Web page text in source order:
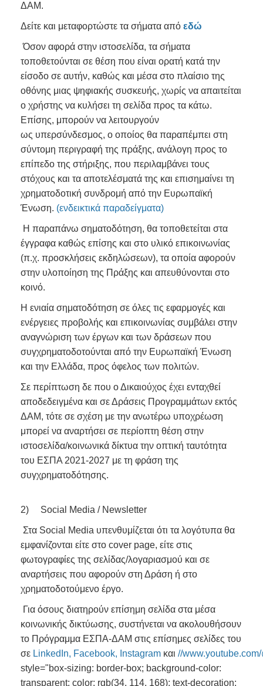
ΔΑΜ.
Δείτε και μεταφορτώστε τα σήματα από εδώ
Όσον αφορά στην ιστοσελίδα, τα σήματα
τοποθετούνται σε θέση που είναι ορατή κατά την
είσοδο σε αυτήν, καθώς και μέσα στο πλαίσιο της
οθόνης μιας ψηφιακής συσκευής, χωρίς να απαιτείται
ο χρήστης να κυλήσει τη σελίδα προς τα κάτω.
Επίσης, μπορούν να λειτουργούν
ως υπερσύνδεσμος, ο οποίος θα παραπέμπει στη
σύντομη περιγραφή της πράξης, ανάλογη προς το
επίπεδο της στήριξης, που περιλαμβάνει τους
στόχους και τα αποτελέσματά της και επισημαίνει τη
χρηματοδοτική συνδρομή από την Ευρωπαϊκή
Ένωση. (ενδεικτικά παραδείγματα)
Η παραπάνω σηματοδότηση, θα τοποθετείται στα
έγγραφα καθώς επίσης και στο υλικό επικοινωνίας
(π.χ. προσκλήσεις εκδηλώσεων), τα οποία αφορούν
στην υλοποίηση της Πράξης και απευθύνονται στο
κοινό.
Η ενιαία σηματοδότηση σε όλες τις εφαρμογές και
ενέργειες προβολής και επικοινωνίας συμβάλει στην
αναγνώριση των έργων και των δράσεων που
συγχρηματοδοτούνται από την Ευρωπαϊκή Ένωση
και την Ελλάδα, προς όφελος των πολιτών.
Σε περίπτωση δε που ο Δικαιούχος έχει ενταχθεί
αποδεδειγμένα και σε Δράσεις Προγραμμάτων εκτός
ΔΑΜ, τότε σε σχέση με την ανωτέρω υποχρέωση
μπορεί να αναρτήσει σε περίοπτη θέση στην
ιστοσελίδα/κοινωνικά δίκτυα την οπτική ταυτότητα
του ΕΣΠΑ 2021-2027 με τη φράση της
συγχρηματοδότησης.
2) Social Media / Newsletter
Στα Social Media υπενθυμίζεται ότι τα λογότυπα θα
εμφανίζονται είτε στο cover page, είτε στις
φωτογραφίες της σελίδας/λογαριασμού και σε
αναρτήσεις που αφορούν στη Δράση ή στο
χρηματοδοτούμενο έργο.
Για όσους διατηρούν επίσημη σελίδα στα μέσα
κοινωνικής δικτύωσης, συστήνεται να ακολουθήσουν
το Πρόγραμμα ΕΣΠΑ-ΔΑΜ στις επίσημες σελίδες του
σε LinkedIn, Facebook, Instagram και //
style="box-sizing: border-box; background-color:
transparent; color: rgb(34, 114, 168); text-decoration: